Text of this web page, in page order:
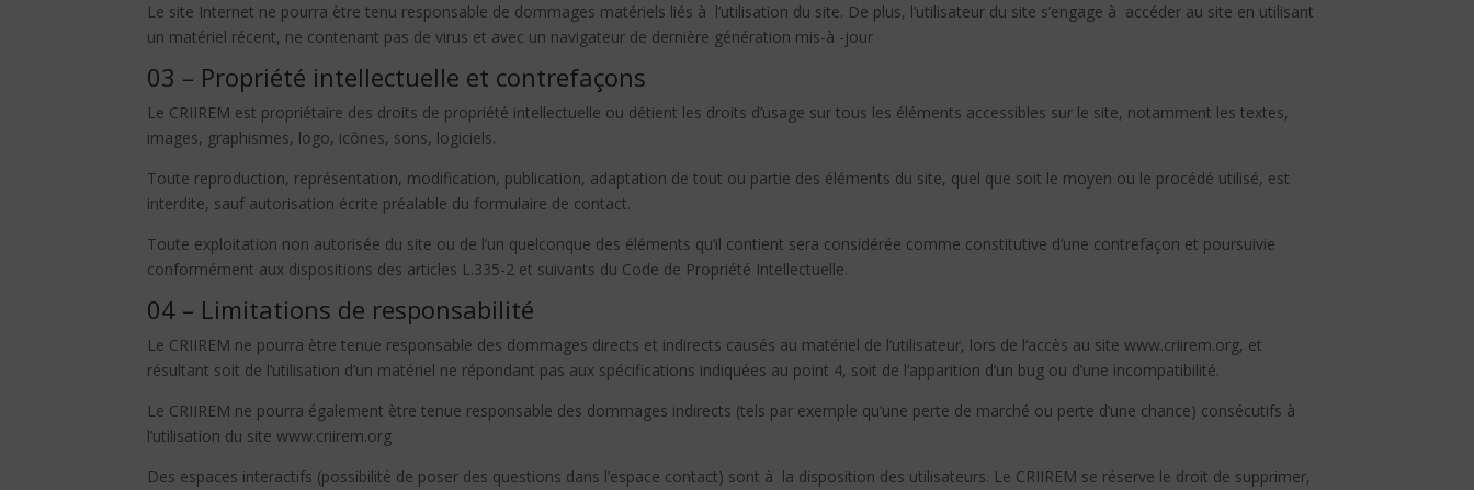
Le site Internet ne pourra ètre tenu responsable de dommages matériels liés à l’utilisation du site. De plus, l’utilisateur du site s’engage à accéder au site en utilisant
un matériel récent, ne contenant pas de virus et avec un navigateur de dernière génération mis-à -jour
03 – Propriété intellectuelle et contrefaçons
Le CRIIREM est propriétaire des droits de propriété intellectuelle ou détient les droits d’usage sur tous les éléments accessibles sur le site, notamment les textes,
images, graphismes, logo, icônes, sons, logiciels.
Toute reproduction, représentation, modification, publication, adaptation de tout ou partie des éléments du site, quel que soit le moyen ou le procédé utilisé, est
interdite, sauf autorisation écrite préalable du formulaire de contact.
Toute exploitation non autorisée du site ou de l’un quelconque des éléments qu’il contient sera considérée comme constitutive d’une contrefaçon et poursuivie
conformément aux dispositions des articles L.335-2 et suivants du Code de Propriété Intellectuelle.
04 – Limitations de responsabilité
Le CRIIREM ne pourra ètre tenue responsable des dommages directs et indirects causés au matériel de l’utilisateur, lors de l’accès au site www.criirem.org, et
résultant soit de l’utilisation d’un matériel ne répondant pas aux spécifications indiquées au point 4, soit de l’apparition d’un bug ou d’une incompatibilité.
Le CRIIREM ne pourra également ètre tenue responsable des dommages indirects (tels par exemple qu’une perte de marché ou perte d’une chance) consécutifs à
l’utilisation du site www.criirem.org
Des espaces interactifs (possibilité de poser des questions dans l’espace contact) sont à la disposition des utilisateurs. Le CRIIREM se réserve le droit de supprimer,